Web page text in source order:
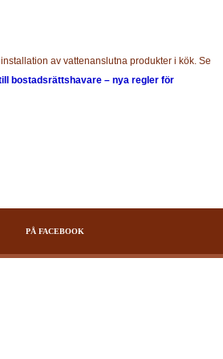
av vattenanslutna produkter i kök. Se
bostadsrättshavare – nya regler för
PÅ FACEBOOK